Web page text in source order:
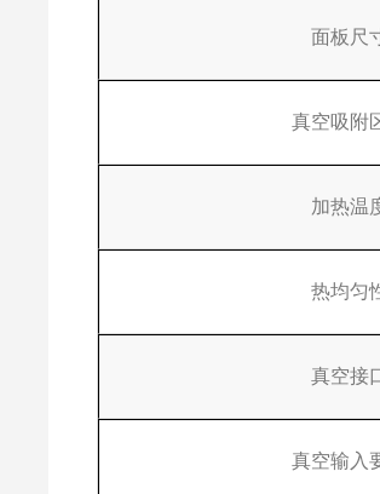
面板尺
真空吸附
加热温
热均匀
真空接
真空输入